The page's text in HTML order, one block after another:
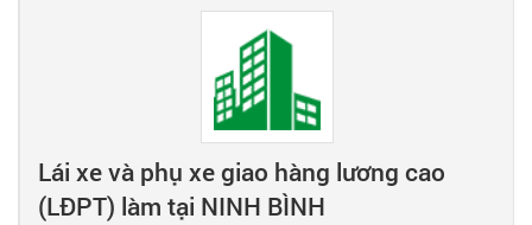
Lái xe và phụ xe giao hàng lương cao
(LĐPT) làm tại NINH BÌNH